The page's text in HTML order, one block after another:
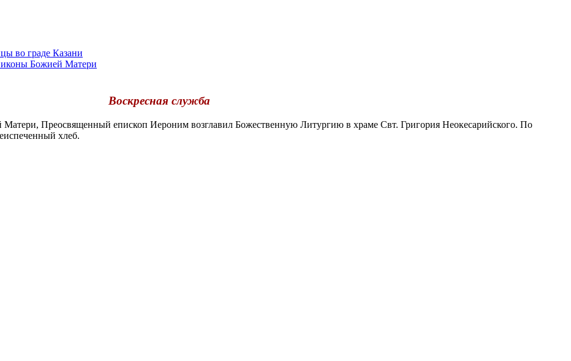
во граде Казани
иконы Божией Матери
Воскресная служба
Преосвященный епископ Иероним возглавил Божественную Литургию в храме Свт. Григория Неокесарийского. По
хлеб.